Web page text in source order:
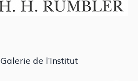
Galerie de l’Institut